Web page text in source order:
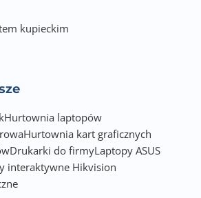
kupieckim
Hurtownia laptopów
Hurtownia kart graficznych
Drukarki do firmyLaptopy ASUS
interaktywne Hikvision